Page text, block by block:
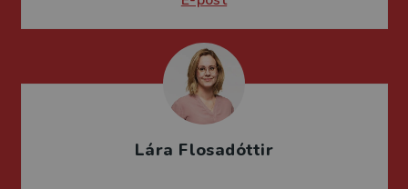
Lára Flosadóttir